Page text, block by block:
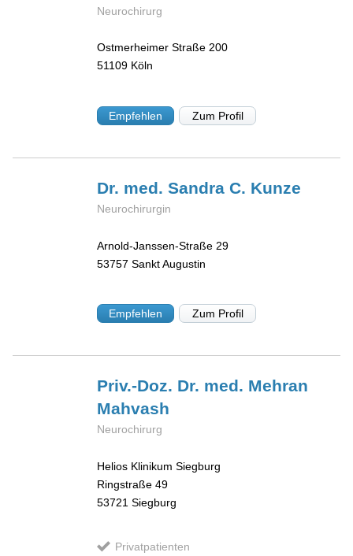
Neurochirurg
Ostmerheimer Straße 200
51109 Köln
Empfehlen Zum Profil
Dr. med. Sandra C. Kunze
Neurochirurgin
Arnold-Janssen-Straße 29
53757 Sankt Augustin
Empfehlen Zum Profil
Priv.-Doz. Dr. med. Mehran
Mahvash
Neurochirurg
Helios Klinikum Siegburg
Ringstraße 49
53721 Siegburg
Privatpatienten